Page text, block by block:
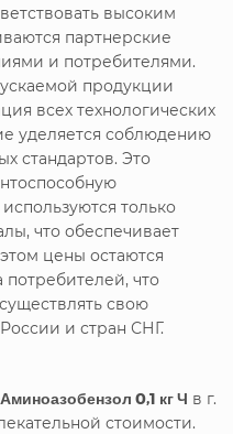
высоким
партнерские
и потребителями.
продукции
всех технологических
уделяется соблюдению
стандартов. Это
только
что обеспечивает
цены остаются
что
свою
и стран СНГ.
0,1 кг Ч в г.
стоимости.